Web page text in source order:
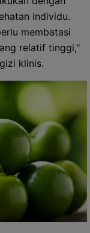
individu.
membatasi
relatif tinggi,"
klinis.